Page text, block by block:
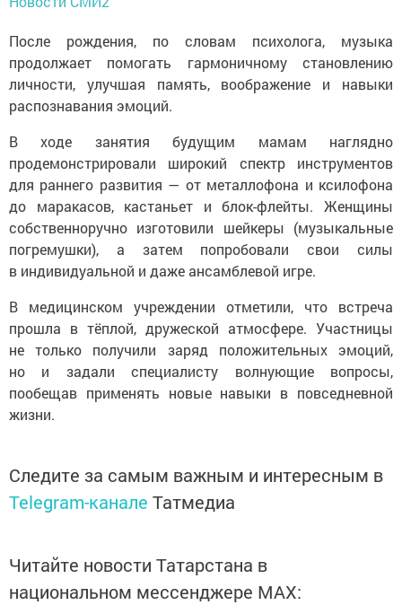
После рождения, по словам психолога, музыка
продолжает помогать гармоничному становлению
личности, улучшая память, воображение и навыки
распознавания эмоций.
В ходе занятия будущим мамам наглядно
продемонстрировали широкий спектр инструментов
для раннего развития — от металлофона и ксилофона
до маракасов, кастаньет и блок-флейты. Женщины
собственноручно изготовили шейкеры (музыкальные
погремушки), а затем попробовали свои силы
в индивидуальной и даже ансамблевой игре.
В медицинском учреждении отметили, что встреча
прошла в тёплой, дружеской атмосфере. Участницы
не только получили заряд положительных эмоций,
но и задали специалисту волнующие вопросы,
пообещав применять новые навыки в повседневной
жизни.
Следите за самым важным и интересным в
Telegram-канале Татмедиа
Читайте новости Татарстана в
национальном мессенджере MАХ: